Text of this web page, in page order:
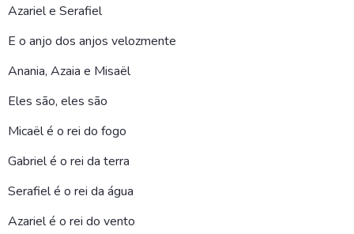
Azariel e Serafiel
E o anjo dos anjos velozmente
Anania, Azaia e Misaël
Eles são, eles são
Micaël é o rei do fogo
Gabriel é o rei da terra
Serafiel é o rei da água
Azariel é o rei do vento